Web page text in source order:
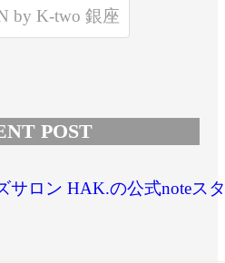
by K-two 銀座
POST
サロン HAK.の公式noteスタ